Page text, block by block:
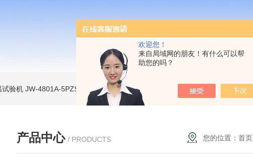
欢迎您！
来自局域网的朋友！有什么可以帮
助您的吗？
试验机 JW-4801A-5PZSH膨胀水壶全自动爆破试验台 JW-2204B-204低温试验箱
产品中心 / PRODUCTS 您的位置：首页